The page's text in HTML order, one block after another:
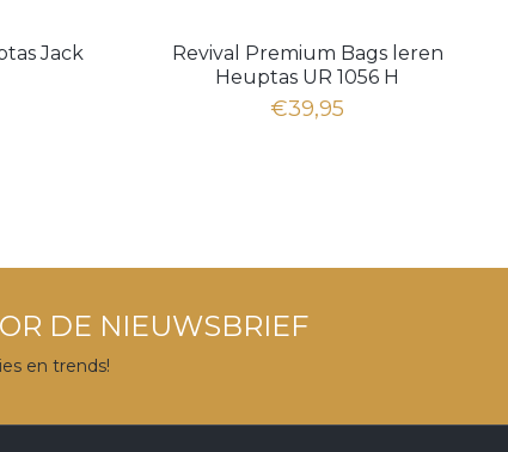
Jack
Revival Premium Bags leren
Heuptas UR 1056 H
€39,95
DE NIEUWSBRIEF
en trends!